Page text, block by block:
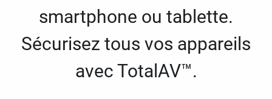
smartphone ou tablette.
Sécurisez tous vos appareils
avec TotalAV™.